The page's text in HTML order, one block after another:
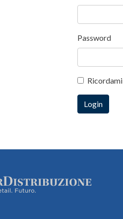
Password
Ricordami